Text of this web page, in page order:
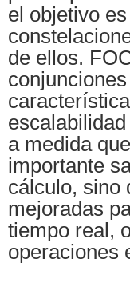
el objetivo
de ellos.
a medida
importante
cálculo, sino
mejoradas
tiempo real,
operaciones